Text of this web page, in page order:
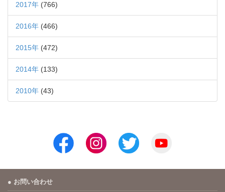
2017年 (766)
2016年 (466)
2015年 (472)
2014年 (133)
2010年 (43)
お問い合わせ